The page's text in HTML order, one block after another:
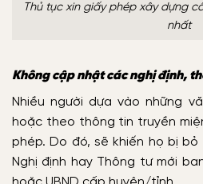
Thủ tục xin giấy phép xây dựng
nhất
Không cập nhật các nghị định,
Nhiều người dựa vào những
hoặc theo thông tin truyền
phép. Do đó, sẽ khiến họ bị
Nghị định hay Thông tư mới